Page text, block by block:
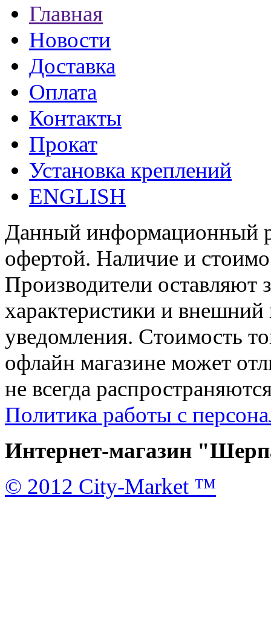
Главная
Новости
Доставка
Оплата
Контакты
Прокат
Установка креплений
ENGLISH
Данный информационный
офертой. Наличие и
Производители оставляют
характеристики и внешний
уведомления. Стоимость
офлайн магазине может
не всегда
Политика работы с
Интернет-магазин
© 2012 City-Market ™